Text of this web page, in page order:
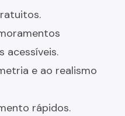
acessíveis.
e ao realismo
rápidos.